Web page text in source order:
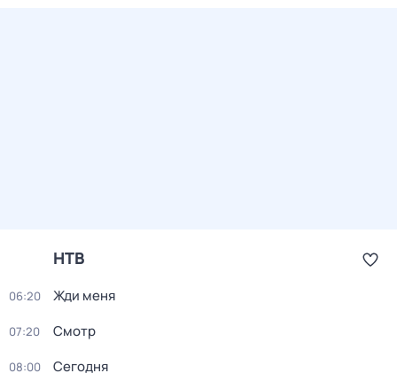
НТВ
06:20 Жди меня
07:20 Смотр
08:00 Сегодня